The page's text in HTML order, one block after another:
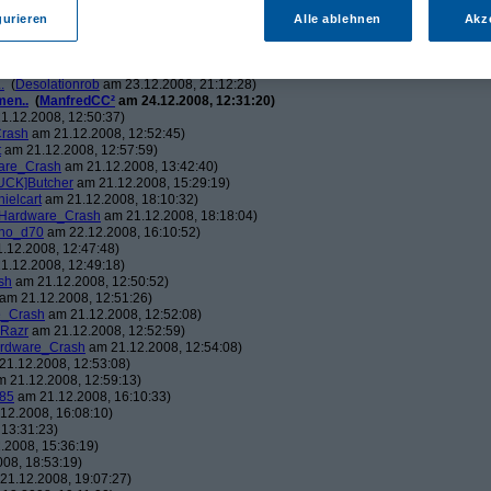
am 23.12.2008, 08:25:26)
(Desolationrob am 23.12.2008, 21:12:28)
(ManfredCC² am 24.12.2008, 12:31:20)
12:50:37)
am 21.12.2008, 12:52:45)
am 21.12.2008, 12:57:59)
am 21.12.2008, 13:42:40)
am 21.12.2008, 15:29:19)
am 21.12.2008, 18:10:32)
Hardware_Crash am 21.12.2008, 18:18:04)
am 22.12.2008, 16:10:52)
12:47:48)
12:49:18)
am 21.12.2008, 12:50:52)
am 21.12.2008, 12:51:26)
am 21.12.2008, 12:52:08)
am 21.12.2008, 12:52:59)
am 21.12.2008, 12:54:08)
12:53:08)
21.12.2008, 12:59:13)
am 21.12.2008, 16:10:33)
16:08:10)
15:36:19)
18:53:19)
19:07:27)
Alle ablehnen